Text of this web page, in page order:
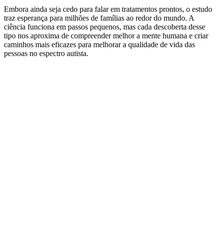
Embora ainda seja cedo para falar em tratamentos prontos, o estudo
traz esperança para milhões de famílias ao redor do mundo. A
ciência funciona em passos pequenos, mas cada descoberta desse
tipo nos aproxima de compreender melhor a mente humana e criar
caminhos mais eficazes para melhorar a qualidade de vida das
pessoas no espectro autista.